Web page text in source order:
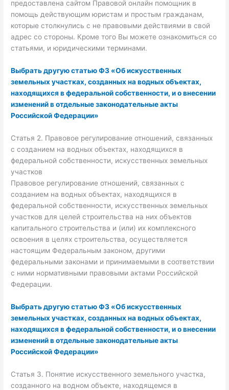
предоставлена сайтом Правовой онлайн помощник в
помощь действующим юристам и простым гражданам,
которые столкнулись с не правовыми действиями в свой
адрес со стороны. Кроме того Вы можете ознакомиться со
статьями, и юридическими терминами.
Выбрать другую статью ФЗ «Об искусственных
земельных участках, созданных на водных объектах,
находящихся в федеральной собственности, и о внесении
изменений в отдельные законодательные акты
Российской Федерации»
Статья 2. Правовое регулирование отношений, связанных
с созданием на водных объектах, находящихся в
федеральной собственности, искусственных земельных
участков
Правовое регулирование отношений, связанных с
созданием на водных объектах, находящихся в
федеральной собственности, искусственных земельных
участков для целей строительства на них объектов
капитального строительства и (или) их комплексного
освоения в целях строительства, осуществляется
настоящим Федеральным законом, другими
федеральными законами и принимаемыми в соответствии
с ними нормативными правовыми актами Российской
Федерации.
Выбрать другую статью ФЗ «Об искусственных
земельных участках, созданных на водных объектах,
находящихся в федеральной собственности, и о внесении
изменений в отдельные законодательные акты
Российской Федерации»
Статья 3. Понятие искусственного земельного участка,
созданного на водном объекте, находящемся в